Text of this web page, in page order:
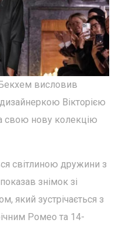
висловив
Вікторією
свою нову колекцію
світлиною дружини з
знімок зі
який зустрічається з
Ромео та 14-